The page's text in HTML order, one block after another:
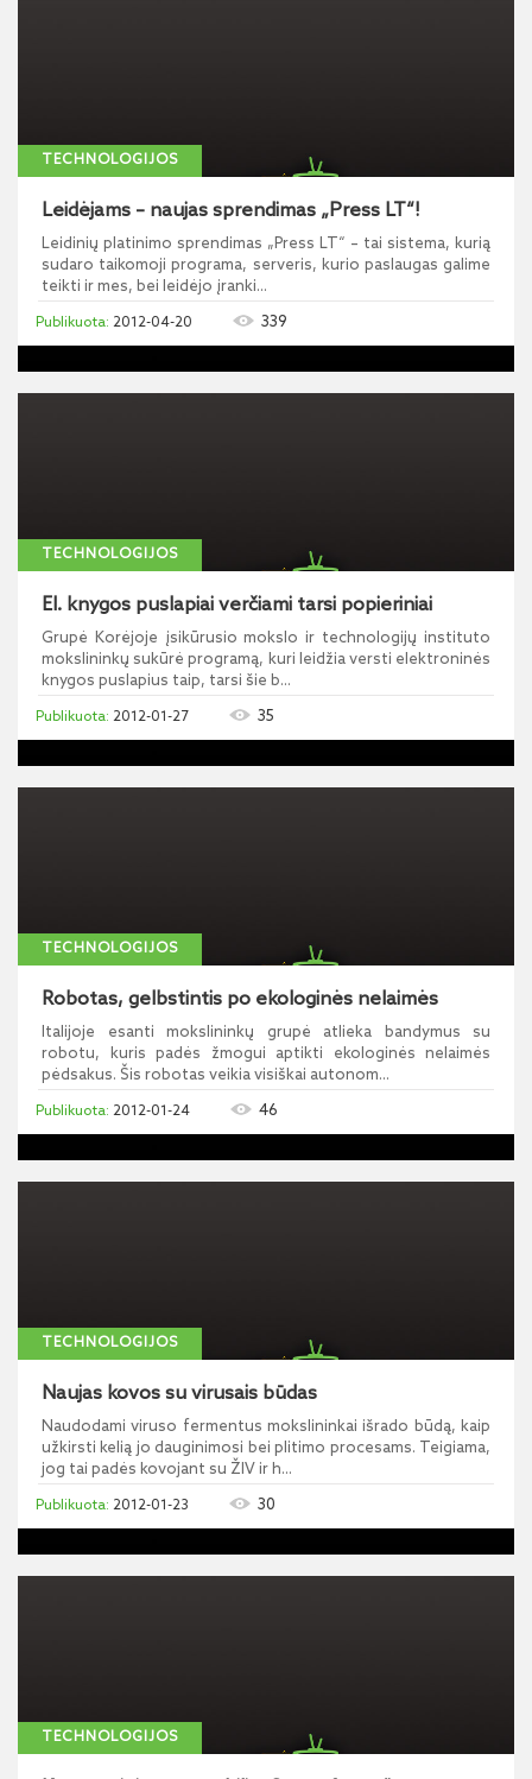
TECHNOLOGIJOS
Leidėjams – naujas sprendimas „Press LT“!
Leidinių platinimo sprendimas „Press LT“ – tai sistema, kurią
sudaro taikomoji programa, serveris, kurio paslaugas galime
teikti ir mes, bei leidėjo įranki...
2012-04-20 339
TECHNOLOGIJOS
El. knygos puslapiai verčiami tarsi popieriniai
Grupė Korėjoje įsikūrusio mokslo ir technologijų instituto
mokslininkų sukūrė programą, kuri leidžia versti elektroninės
knygos puslapius taip, tarsi šie b...
2012-01-27 35
TECHNOLOGIJOS
Robotas, gelbstintis po ekologinės nelaimės
Italijoje esanti mokslininkų grupė atlieka bandymus su
robotu, kuris padės žmogui aptikti ekologinės nelaimės
pėdsakus. Šis robotas veikia visiškai autonom...
2012-01-24 46
TECHNOLOGIJOS
Naujas kovos su virusais būdas
Naudodami viruso fermentus mokslininkai išrado būdą, kaip
užkirsti kelią jo dauginimosi bei plitimo procesams. Teigiama,
jog tai padės kovojant su ŽIV ir h...
2012-01-23 30
TECHNOLOGIJOS